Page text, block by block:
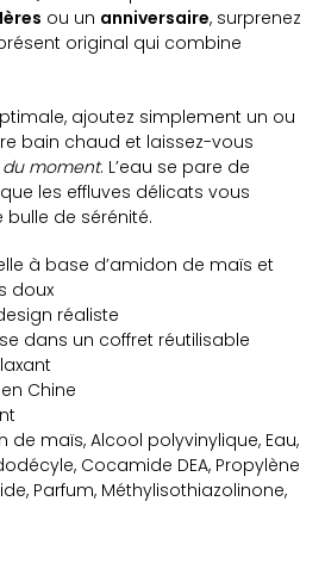
ou un anniversaire, surprenez
original qui combine
ajoutez simplement un ou
bain chaud et laissez-vous
moment. L’eau se pare de
les effluves délicats vous
de sérénité.
à base d’amidon de maïs et
doux
réaliste
dans un coffret réutilisable
Chine
de maïs, Alcool polyvinylique, Eau,
Cocamide DEA, Propylène
Parfum, Méthylisothiazolinone,